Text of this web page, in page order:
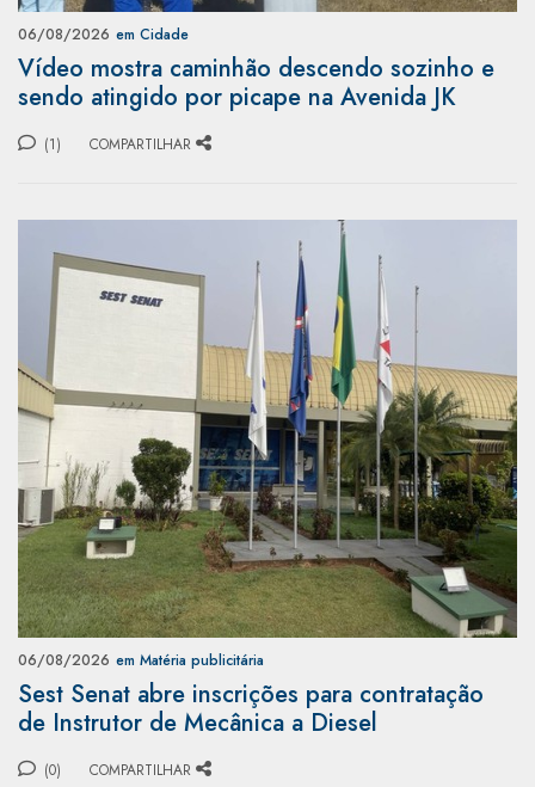
06/08/2026 em Cidade
Vídeo mostra caminhão descendo sozinho e
sendo atingido por picape na Avenida JK
(1) COMPARTILHAR
06/08/2026 em Matéria publicitária
Sest Senat abre inscrições para contratação
de Instrutor de Mecânica a Diesel
(0) COMPARTILHAR